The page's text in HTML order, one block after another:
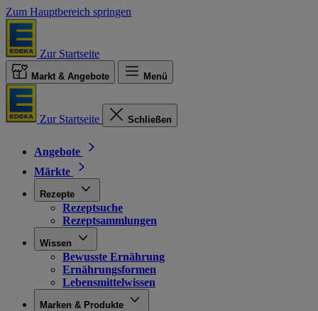
Zum Hauptbereich springen
Zur Startseite
Markt & Angebote Menü
Zur Startseite Schließen
Angebote
Märkte
Rezepte
Rezeptsuche
Rezeptsammlungen
Wissen
Bewusste Ernährung
Ernährungsformen
Lebensmittelwissen
Marken & Produkte